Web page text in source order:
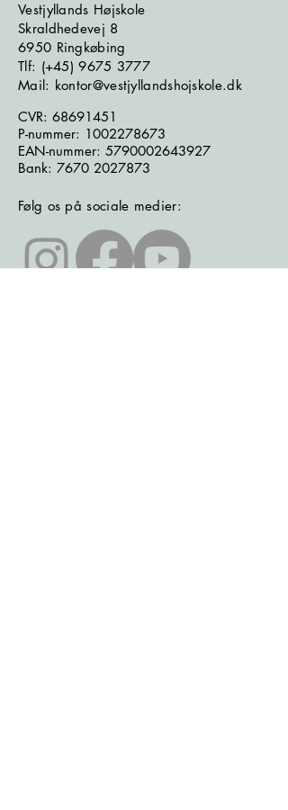
Vestjyllands Højskole
Skraldhedevej 8
6950 Ringkøbing
​​​Tlf: (+45)9675 3777
Mail: kontor@vestjyllandshojskole.dk
CVR: 68691451
P-nummer: 1002278673
EAN-nummer: 5790002643927
Bank: 7670 2027873
Følg os på sociale medier: